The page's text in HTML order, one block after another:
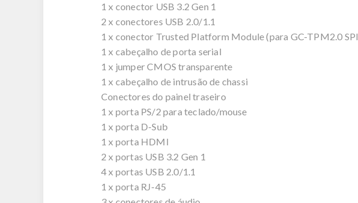
1 x conector USB 3.2 Gen 1
2 x conectores USB 2.0/1.1
1 x conector Trusted Platform Module (para GC-TPM2.0
1 x cabeçalho de porta serial
1 x jumper CMOS transparente
1 x cabeçalho de intrusão de chassi
Conectores do painel traseiro
1 x porta PS/2 para teclado/mouse
1 x porta D-Sub
1 x porta HDMI
2 x portas USB 3.2 Gen 1
4 x portas USB 2.0/1.1
1 x porta RJ-45